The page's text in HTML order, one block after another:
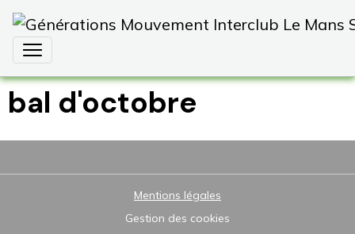
bal d'octobre
Mentions légales
Gestion des cookies